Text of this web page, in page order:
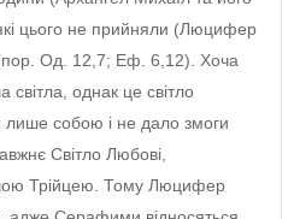
цього не прийняли (Люцифер
(пор. Од. 12,7; Еф. 6,12). Хоча
однак це світло
лише собою і не дало змоги
Світло Любові,
Трійцею. Тому Люцифер